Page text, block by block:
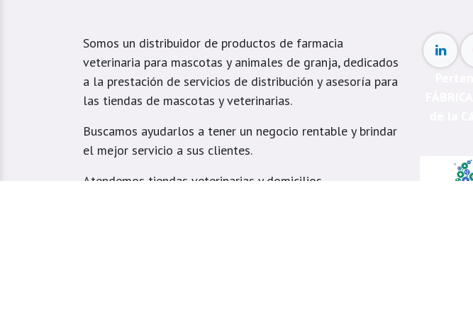
Somos un distribuidor de productos de farmacia
veterinaria para mascotas y animales de granja, dedicados
a la prestación de servicios de distribución y asesoría para
las tiendas de mascotas y veterinarias.
Buscamos ayudarlos a tener un negocio rentable y brindar
el mejor servicio a sus clientes.
Atendemos tiendas veterinarias y domicilios